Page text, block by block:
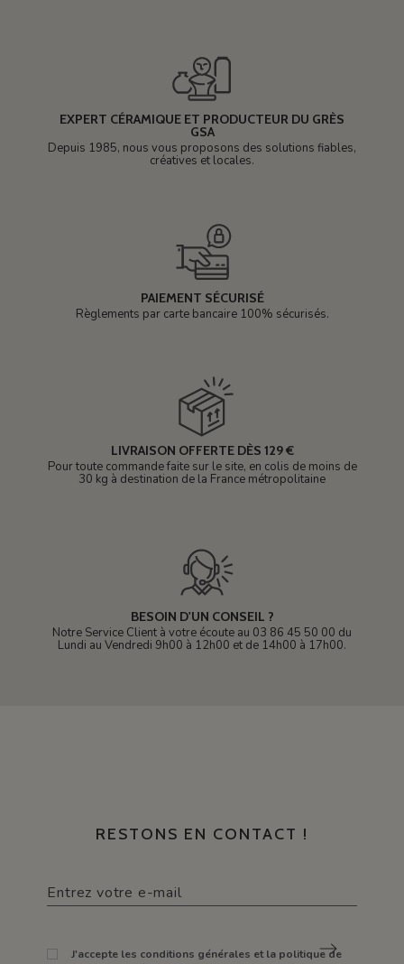
EXPERT CÉRAMIQUE ET PRODUCTEUR DU GRÈS
GSA
Depuis 1985, nous vous proposons des solutions fiables,
créatives et locales.
PAIEMENT SÉCURISÉ
Règlements par carte bancaire 100% sécurisés.
LIVRAISON OFFERTE DÈS 129 €
Pour toute commande faite sur le site, en colis de moins de
30 kg à destination de la France métropolitaine
BESOIN D'UN CONSEIL ?
Notre Service Client à votre écoute au 03 86 45 50 00 du
Lundi au Vendredi 9h00 à 12h00 et de 14h00 à 17h00.
RESTONS EN CONTACT !
J'accepte les conditions générales et la politique de